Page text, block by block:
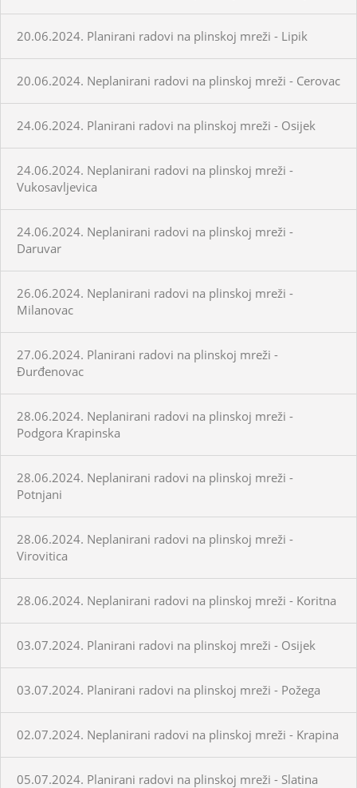
20.06.2024. Planirani radovi na plinskoj mreži - Lipik
20.06.2024. Neplanirani radovi na plinskoj mreži - Cerovac
24.06.2024. Planirani radovi na plinskoj mreži - Osijek
24.06.2024. Neplanirani radovi na plinskoj mreži -
Vukosavljevica
24.06.2024. Neplanirani radovi na plinskoj mreži -
Daruvar
26.06.2024. Neplanirani radovi na plinskoj mreži -
Milanovac
27.06.2024. Planirani radovi na plinskoj mreži -
Đurđenovac
28.06.2024. Neplanirani radovi na plinskoj mreži -
Podgora Krapinska
28.06.2024. Neplanirani radovi na plinskoj mreži -
Potnjani
28.06.2024. Neplanirani radovi na plinskoj mreži -
Virovitica
28.06.2024. Neplanirani radovi na plinskoj mreži - Koritna
03.07.2024. Planirani radovi na plinskoj mreži - Osijek
03.07.2024. Planirani radovi na plinskoj mreži - Požega
02.07.2024. Neplanirani radovi na plinskoj mreži - Krapina
05.07.2024. Planirani radovi na plinskoj mreži - Slatina